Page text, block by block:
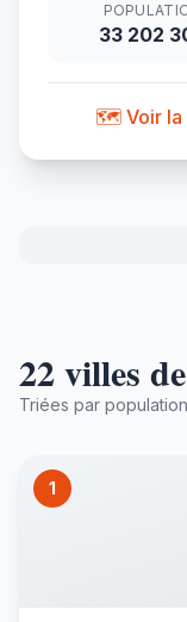
33 202
🗺️ Voir la
22 villes
Triées par population
1